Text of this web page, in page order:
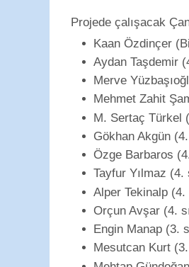
Projede çalışacak
Kaan Özdinçer
Aydan Taşdemir
Merve
Mehmet Zahit
M. Sertaç Türkel
Gökhan Akgün
Özge Barbaros
Tayfur Yılmaz (4.
Alper Tekinalp (4.
Orçun Avşar (4.
Engin Manap (3.
Mesutcan Kurt